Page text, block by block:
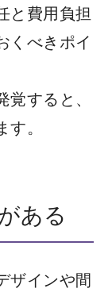
と費用負担
くべきポイ
すると、
。
ある
ザインや間